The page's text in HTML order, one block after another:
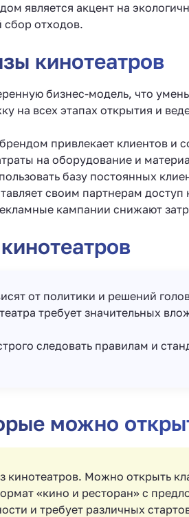
является акцент на
сбор отходов.
кинотеатров
бизнес-модель, что
на всех этапах открытия и
привлекает клиентов и
на оборудование и
базу постоянных
своим партнерам
кампании снижают
от политики и решений
требует значительных
следовать правилам и
можно
Можно открыть
«кино и ресторан» с
и требует различных